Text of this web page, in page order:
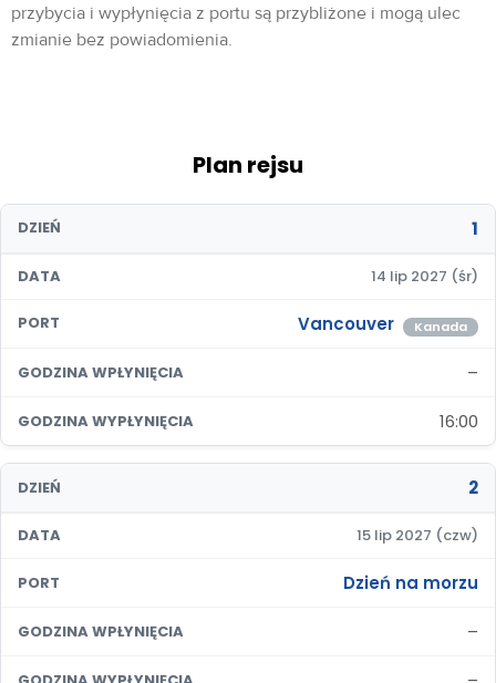
przybycia i wypłynięcia z portu są przybliżone i mogą ulec
zmianie bez powiadomienia.
Plan rejsu
DZIEŃ 1
DATA 14 lip 2027 (śr)
PORT Vancouver Kanada
GODZINA WPŁYNIĘCIA –
GODZINA WYPŁYNIĘCIA 16:00
DZIEŃ 2
DATA 15 lip 2027 (czw)
PORT Dzień na morzu
GODZINA WPŁYNIĘCIA –